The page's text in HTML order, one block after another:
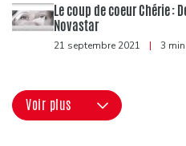
Le coup de coeur Chérie :
Novastar
21 septembre 2021 | 3
Voir plus